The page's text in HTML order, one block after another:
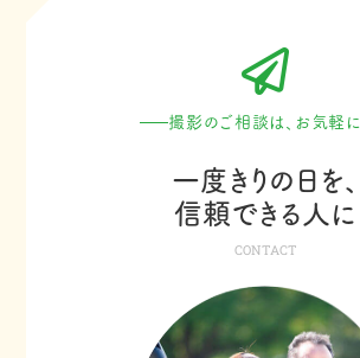
撮影のご相談は、お気軽に
一度きりの日を、
信頼できる人に
CONTACT